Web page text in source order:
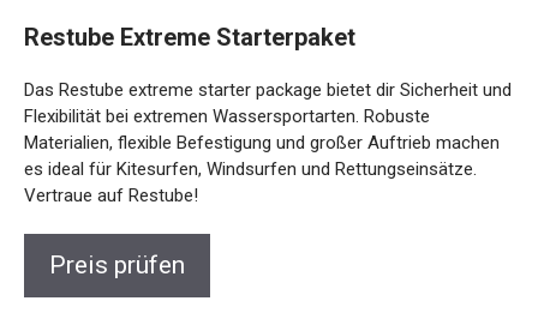
und Flexibilität bei extremen Wassersportarten. Robuste
Materialien, flexible Befestigung und großer Auftrieb
machen es ideal für Kitesurfen, Windsurfen und
Rettungseinsätze. Vertraue auf Restube!